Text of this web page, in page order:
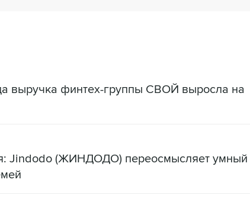
выручка финтех-группы СВОЙ выросла на
Jindodo (ЖИНДОДО) переосмысляет умный